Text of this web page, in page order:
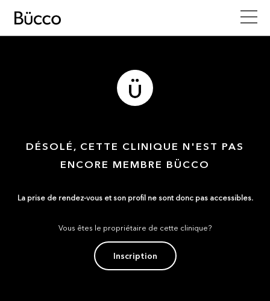
DÉSOLÉ, CETTE CLINIQUE N'EST PAS
ENCORE MEMBRE BÜCCO
La prise de rendez-vous et son profil ne sont donc pas accessibles.
Vous êtes le propriétaire de cette clinique?
Inscription